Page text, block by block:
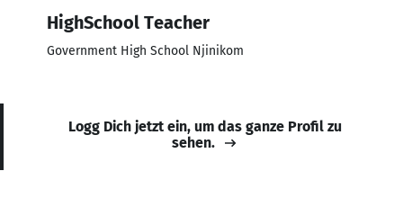
HighSchool Teacher
Government High School Njinikom
Logg Dich jetzt ein, um das ganze Profil zu
sehen.